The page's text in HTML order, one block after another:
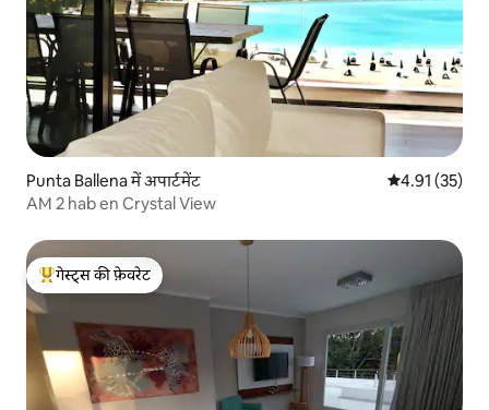
Punta Ballena में अपार्टमेंट औसत रेटिंग 5 में
4.91 (35)
AΜ 2 hab en Crystal View
गेस्ट्स का टॉप फ़ेवरेट
गेस्ट्स की फ़ेवरेट